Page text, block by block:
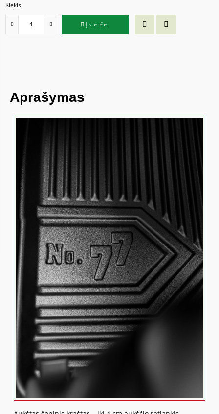
Kiekis
Į krepšelį
Aprašymas